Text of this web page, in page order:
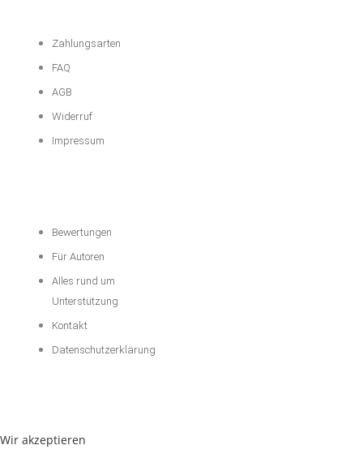
Zahlungsarten
FAQ
AGB
Widerruf
Impressum
Bewertungen
Für Autoren
Alles rund um
Unterstützung
Kontakt
Datenschutzerklärung
Wir akzeptieren